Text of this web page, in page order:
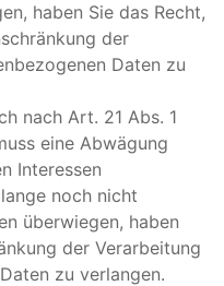
haben Sie das Recht,
der
Daten zu
nach Art. 21 Abs. 1
eine Abwägung
Interessen
noch nicht
überwiegen, haben
der Verarbeitung
zu verlangen.